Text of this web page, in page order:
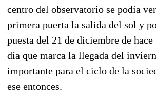
centro del observatorio se podía
primera puerta la salida del sol y
puesta del 21 de diciembre de hace
día que marca la llegada del
importante para el ciclo de la
ese entonces.